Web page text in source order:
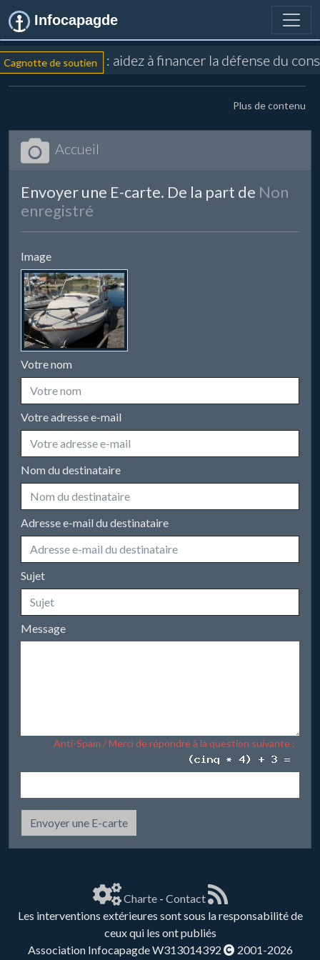
Infocapagde
Cagnotte de soutien : aidez à financer la défense du
Plus de contenu
Accueil
Envoyer une E-carte. De la part de Non
enregistré
Image
Votre nom
Votre adresse e-mail
Nom du destinataire
Adresse e-mail du destinataire
Sujet
Message
Anti-Spam / Merci de répondre à la question suivante :
Envoyer une E-carte
Charte- Contact
Les interventions extérieures sont sous la responsabilité de
ceux qui les ont publiés
Association Infocapagde W313014392
2001-2026